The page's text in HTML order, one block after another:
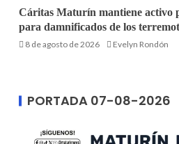
Cáritas Maturín mantiene activo
para damnificados de los
8 de agosto de 2026 Evelyn Rondón
PORTADA 07-08-2026